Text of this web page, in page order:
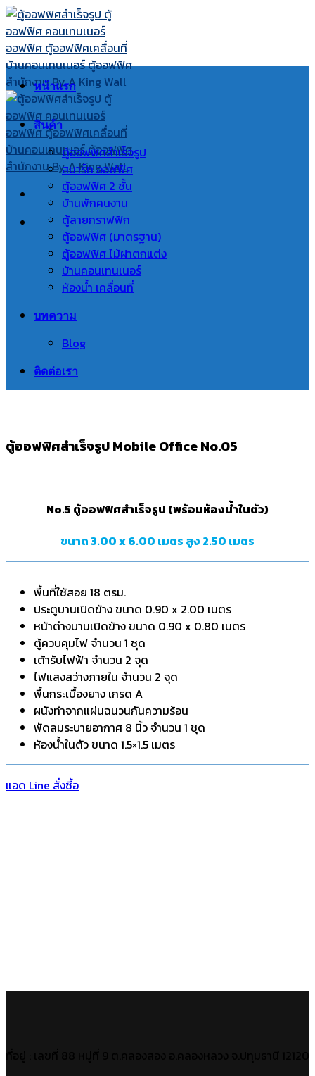
Skip
to
content
หน้าแรก
สินค้า
ตู้ออฟฟิศสำเร็จรูป
สมาร์ท ออฟฟิศ
ตู้ออฟฟิศ 2 ชั้น
บ้านพักคนงาน
ตู้ลายกราฟฟิก
ตู้ออฟฟิศ (มาตรฐาน)
ตู้ออฟฟิศ ไม้ฝาตกแต่ง
บ้านคอนเทนเนอร์
ห้องน้ำ เคลื่อนที่
บทความ
Blog
ติดต่อเรา
ตู้ออฟฟิศสำเร็จรูป Mobile Office No.05
No.5 ตู้ออฟฟิศสำเร็จรูป (พร้อมห้องน้ำในตัว)
ขนาด 3.00 x 6.00 เมตร สูง 2.50 เมตร
พื้นที่ใช้สอย 18 ตรม.
ประตูบานเปิดข้าง ขนาด 0.90 x 2.00 เมตร
หน้าต่างบานเปิดข้าง ขนาด 0.90 x 0.80 เมตร
ตู้ควบคุมไฟ จำนวน 1 ชุด
เต้ารับไฟฟ้า จำนวน 2 จุด
ไฟแสงสว่างภายใน จำนวน 2 จุด
พื้นกระเบื้องยาง เกรด A
ผนังทำจากแผ่นฉนวนกันความร้อน
พัดลมระบายอากาศ 8 นิ้ว จำนวน 1 ชุด
ห้องน้ำในตัว ขนาด 1.5×1.5 เมตร
แอด Line สั่งซื้อ